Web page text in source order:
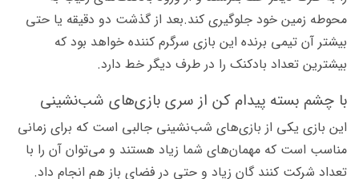
محوطه زمین خود جلوگیری کند.بعد از گذشت دو دقیقه یا حتی
بیشتر آن تیمی برنده این بازی سرگرم کننده خواهد بود که
بیشترین تعداد بادکنک را در طرف دیگر خط دارد.
با چشم بسته پیدام کن از سری بازی‌های شب‌نشینی
این بازی یکی از بازی‌های شب‌نشینی جالبی است که برای زمانی
مناسب است که مهمان‌های شما زیاد هستند و می‌توان آن را با
تعداد شرکت کنند گان زیاد و حتی در فضای باز هم انجام داد.